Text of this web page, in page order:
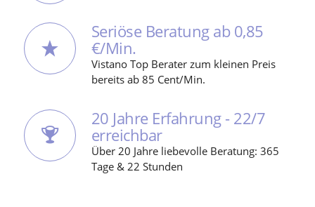
Seriöse Beratung ab 0,85
€/Min.
Vistano Top Berater zum kleinen Preis
bereits ab 85 Cent/Min.
20 Jahre Erfahrung - 22/7
erreichbar
Über 20 Jahre liebevolle Beratung: 365
Tage & 22 Stunden